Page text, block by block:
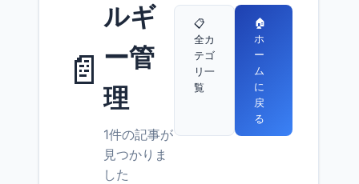
📄
ルギ
ー管
理
1件の記事が
見つかりま
した
📋
全カ
テゴ
リ一
覧
🏠
ホ
ー
ム
に
戻
る